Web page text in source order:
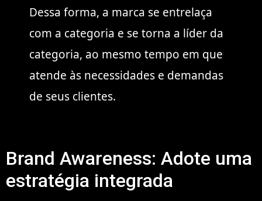
Dessa forma, a marca se entrelaça
com a categoria e se torna a líder da
categoria, ao mesmo tempo em que
atende às necessidades e demandas
de seus clientes.
Brand Awareness: Adote uma
estratégia integrada